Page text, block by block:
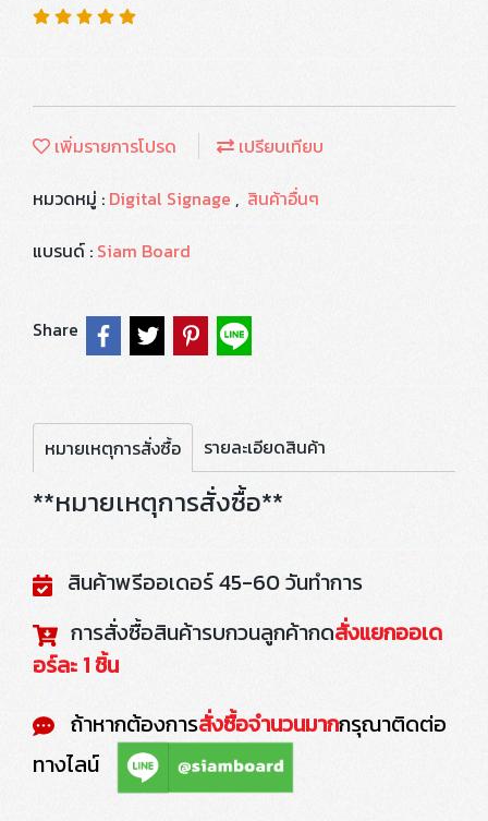
เพิ่มรายการโปรด
เปรียบเทียบ
หมวดหมู่ : Digital Signage , สินค้าอื่นๆ
แบรนด์ : Siam Board
Share
หมายเหตุการสั่งซื้อ รายละเอียดสินค้า
**หมายเหตุการสั่งซื้อ**
สินค้าพรีออเดอร์ 45-60 วันทำการ
การสั่งซื้อสินค้ารบกวนลูกค้ากดสั่งแยกออเด
อร์ละ 1 ชิ้น
ถ้าหากต้องการสั่งซื้อจำนวนมากกรุณาติดต่อ
ทางไลน์